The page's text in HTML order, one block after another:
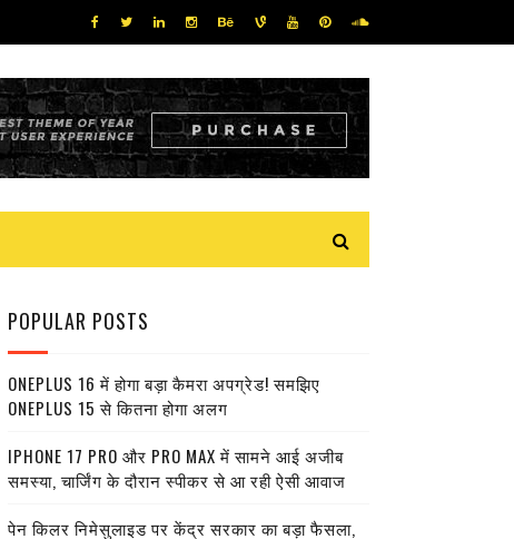
POPULAR POSTS
ONEPLUS 16 में होगा बड़ा कैमरा अपग्रेड! समझिए
ONEPLUS 15 से कितना होगा अलग
IPHONE 17 PRO और PRO MAX में सामने आई अजीब
समस्या, चार्जिंग के दौरान स्पीकर से आ रही ऐसी आवाज
पेन किलर निमेसुलाइड पर केंद्र सरकार का बड़ा फैसला,